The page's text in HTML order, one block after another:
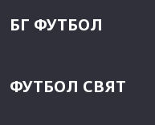
БГ ФУТБОЛ
ФУТБОЛ СВЯТ